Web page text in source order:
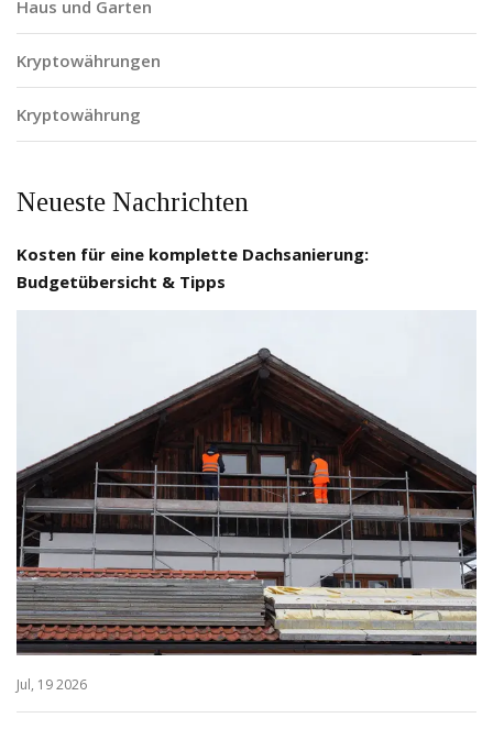
Haus und Garten
Kryptowährungen
Kryptowährung
Neueste Nachrichten
Kosten für eine komplette Dachsanierung:
Budgetübersicht & Tipps
Jul, 19 2026